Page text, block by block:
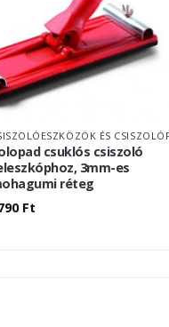
csuklós csiszoló
3mm-es
réteg
Ft